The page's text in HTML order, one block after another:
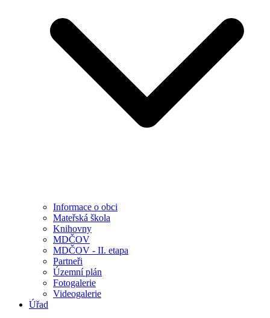
Informace o obci
Mateřská škola
Knihovny
MDČOV
MDČOV - II. etapa
Partneři
Územní plán
Fotogalerie
Videogalerie
Úřad